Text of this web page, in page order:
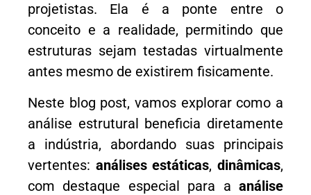
projetistas. Ela é a ponte entre o
conceito e a realidade, permitindo que
estruturas sejam testadas virtualmente
antes mesmo de existirem fisicamente.
Neste blog post, vamos explorar como a
análise estrutural beneficia diretamente
a indústria, abordando suas principais
vertentes: análises estáticas,dinâmicas,
com destaque especial para a análise